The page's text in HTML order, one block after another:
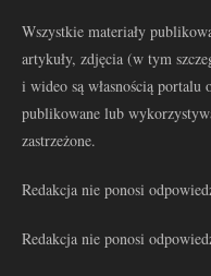
Wszystkie materiały
artykuły, zdjęcia (w tym
i wideo są własnością
publikowane lub
zastrzeżone.
Redakcja nie ponosi
Redakcja nie ponosi